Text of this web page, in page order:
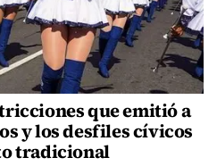
que emitió a
y los desfiles cívicos
tradicional